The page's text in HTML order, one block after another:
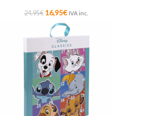
24,95€ 16,95€ IVA inc.